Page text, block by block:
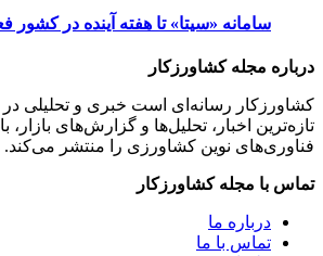
سامانه «سیتا» تا هفته آینده در
درباره مجله کشاورزکار
کشاورزکار رسانه‌ای است خبری و تحلیلی
تازه‌ترین اخبار، تحلیل‌ها و گزارش‌های بازار،
فناوری‌های نوین کشاورزی را منتشر می‌کند.
تماس با مجله کشاورزکار
درباره ما
تماس با ما